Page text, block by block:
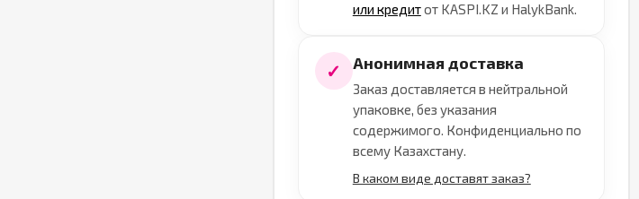
или кредитот KASPI.KZ и HalykBank.
✓ Анонимная доставка
Заказ доставляется в нейтральной
упаковке, без указания
содержимого. Конфиденциально по
всему Казахстану.
В каком виде доставят заказ?